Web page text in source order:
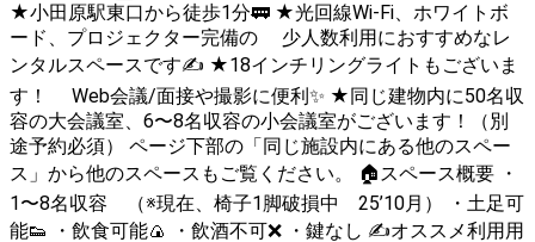
★小田原駅東口から徒歩1分🚃 ★光回線Wi-Fi、ホワイトボ
ード、プロジェクター完備の 少人数利用におすすめなレ
ンタルスペースです✍️ ★18インチリングライトもございま
す！ Web会議/面接や撮影に便利✨ ★同じ建物内に50名収
容の大会議室、6〜8名収容の小会議室がございます！（別
途予約必須） ページ下部の「同じ施設内にある他のスペー
ス」から他のスペースもご覧ください。 🏠スペース概要 ・
1〜8名収容 （※現在、椅子1脚破損中 25’10月） ・土足可
能👟 ・飲食可能🍙 ・飲酒不可❌ ・鍵なし ✍️オススメ利用用